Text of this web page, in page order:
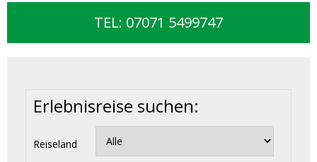
TEL: 07071 5499747
Erlebnisreise suchen:
Reiseland